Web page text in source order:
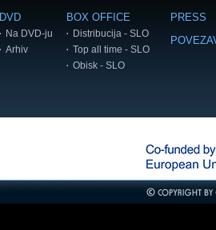
DVD
Na DVD-ju
Arhiv
BOX OFFICE
Distribucija - SLO
Top all time - SLO
Obisk - SLO
PRESS